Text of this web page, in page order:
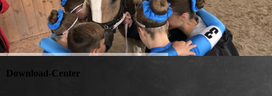
Download-Center